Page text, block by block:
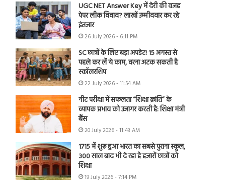
UGC NET Answer Key में देरी की वजह
पेपर लीक विवाद? लाखों उम्मीदवार कर रहे
इंतजार
26 July 2026 - 6:11 PM
SC छात्रों के लिए बड़ा अपडेट! 15 अगस्त से
पहले कर लें ये काम, वरना अटक सकती है
स्कॉलरशिप
22 July 2026 - 11:54 AM
नीट परीक्षा में सफलता “शिक्षा क्रांति” के
व्यापक प्रभाव को उजागर करती है: शिक्षा मंत्री
बैंस
20 July 2026 - 11:43 AM
1715 में शुरू हुआ भारत का सबसे पुराना स्कूल,
300 साल बाद भी दे रहा है हजारों छात्रों को
शिक्षा
19 July 2026 - 7:14 PM